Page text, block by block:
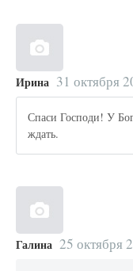
Ирина 31 октября
Спаси Господи! У
ждать.
Галина 25 октября